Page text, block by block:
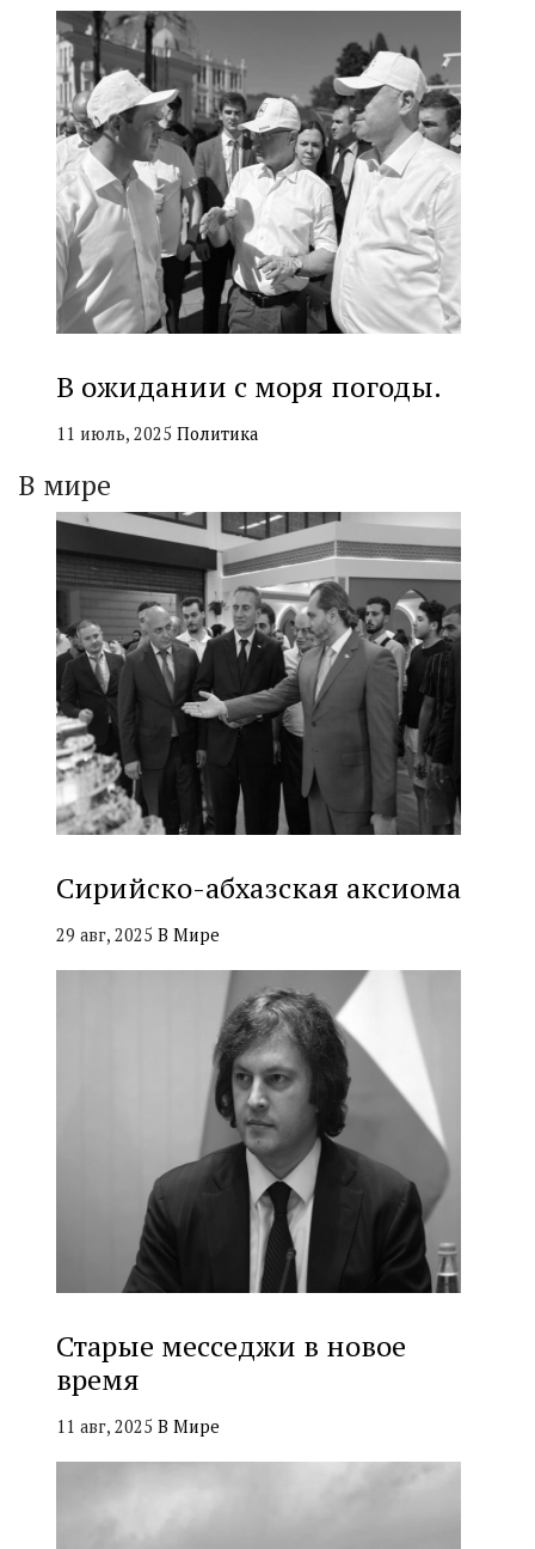
В ожидании с моря погоды.
11 июль, 2025 Политика
В мире
Сирийско-абхазская аксиома
29 авг, 2025 В Мире
Старые месседжи в новое
время
11 авг, 2025 В Мире